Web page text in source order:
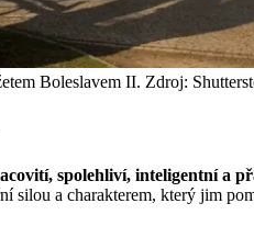
Boleslavem II. Zdroj:
spolehliví, inteligentní a
silou a charakterem, který jim